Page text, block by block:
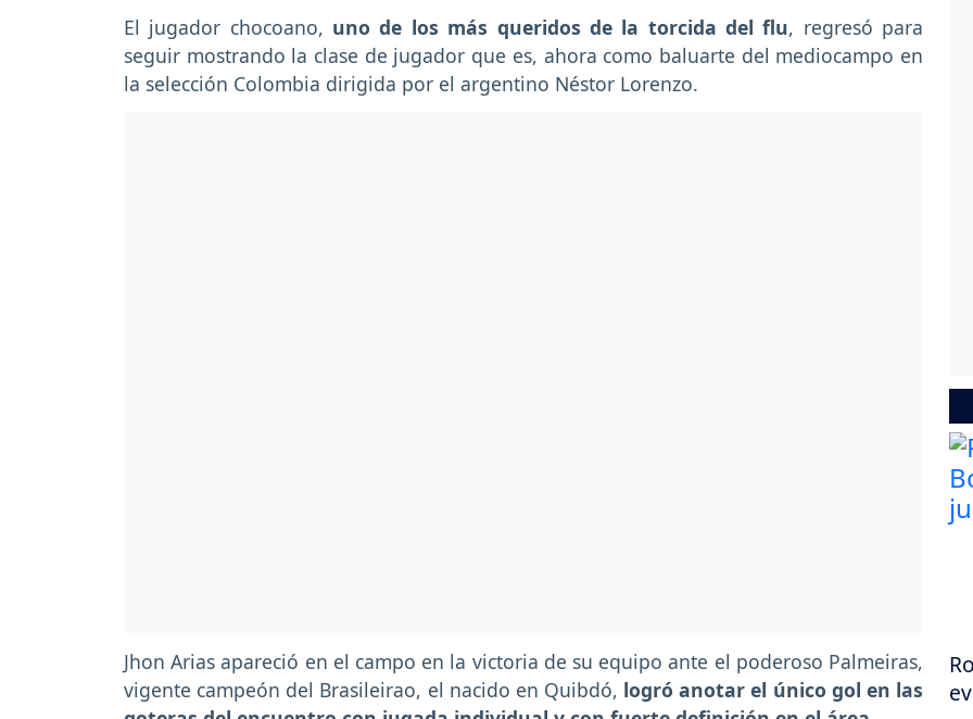
El jugador chocoano, uno de los más queridos de la torcida del flu, regresó para
seguir mostrando la clase de jugador que es, ahora como baluarte del mediocampo en
la selección Colombia dirigida por el argentino Néstor Lorenzo.
Jhon Arias apareció en el campo en la victoria de su equipo ante el poderoso Palmeiras,
vigente campeón del Brasileirao, el nacido en Quibdó, logró anotar el único gol en las